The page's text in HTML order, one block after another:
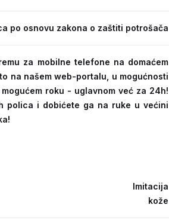
po osnovu zakona o zaštiti potrošača
za mobilne telefone na domaćem
na našem web-portalu, u mogućnosti
roku - uglavnom već za 24h!
polica i dobićete ga na ruke u većini
Imitacija
kože